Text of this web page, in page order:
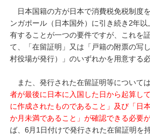
日本国籍の方が日本で消費税免税制度
ンガポール（日本国外）に引き続き2年
有することが一つの要件ですが、これを
て、「在留証明」又は「戸籍の附票の写
村役場が発行）」のいずれかを用意する
また、発行された在留証明等については
者が最後に日本に入国した日から起算し
に作成されたものであること」及び「日
か月未満であること」が確認できる必要が
ば、6月1日付けで発行された在留証明を